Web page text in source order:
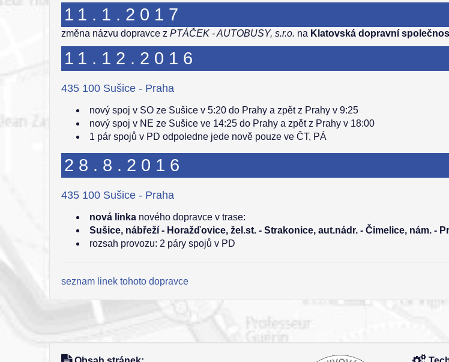
11.1.2017
změna názvu dopravce zPTÁČEK - AUTOBUSY, s.r.o. na Klatovská dopravní
11.12.2016
435 100 Sušice - Praha
nový spoj v SO ze Sušice v 5:20 do Prahy a zpět z Prahy v 9:25
nový spoj v NE ze Sušice ve 14:25 do Prahy a zpět z Prahy v 18:00
1 pár spojů v PD odpoledne jede nově pouze ve ČT, PÁ
28.8.2016
435 100 Sušice - Praha
nová linka nového dopravce v trase:
Sušice, nábřeží - Horažďovice, žel.st. - Strakonice, aut.nádr. - Čimelice, nám. -
rozsah provozu: 2 páry spojů v PD
seznam linek tohoto dopravce